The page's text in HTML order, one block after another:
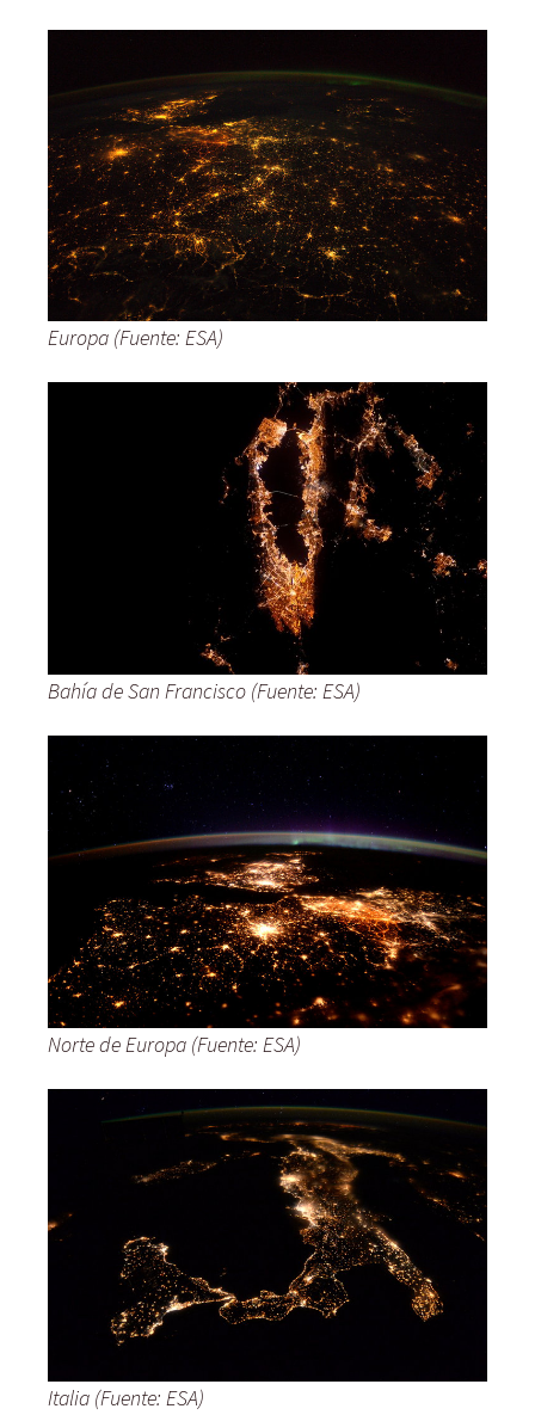
Europa (Fuente: ESA)
Bahía de San Francisco (Fuente: ESA)
Norte de Europa (Fuente: ESA)
Italia (Fuente: ESA)